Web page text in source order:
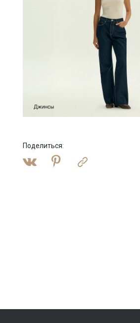
Поделиться: